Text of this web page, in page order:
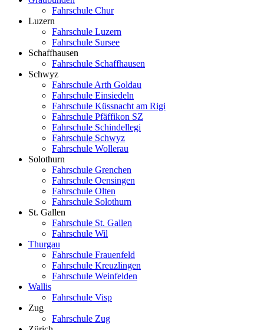
Fahrschule Chur
Luzern
Fahrschule Luzern
Fahrschule Sursee
Schaffhausen
Fahrschule Schaffhausen
Schwyz
Fahrschule Arth Goldau
Fahrschule Einsiedeln
Fahrschule Küssnacht am Rigi
Fahrschule Pfäffikon SZ
Fahrschule Schindellegi
Fahrschule Schwyz
Fahrschule Wollerau
Solothurn
Fahrschule Grenchen
Fahrschule Oensingen
Fahrschule Olten
Fahrschule Solothurn
St. Gallen
Fahrschule St. Gallen
Fahrschule Wil
Thurgau
Fahrschule Frauenfeld
Fahrschule Kreuzlingen
Fahrschule Weinfelden
Wallis
Fahrschule Visp
Zug
Fahrschule Zug